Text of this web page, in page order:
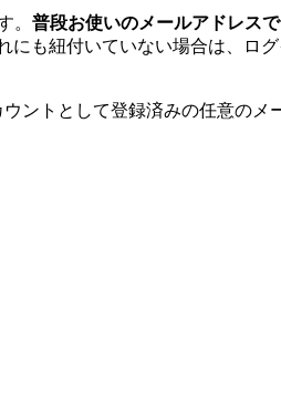
。 普段お使いのメールアドレス
にも紐付いていない場合は、ロ
ウントとして登録済みの任意の